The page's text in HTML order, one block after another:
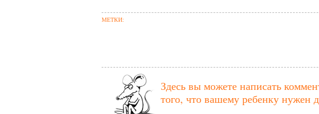
МЕТКИ:
Здесь вы можете написать
того, что вашему ребенку нужен